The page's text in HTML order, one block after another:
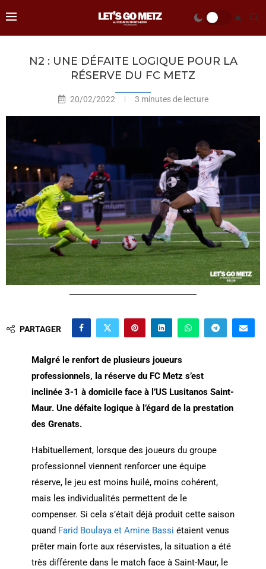
N2 : UNE DÉFAITE LOGIQUE POUR LA
RÉSERVE DU FC METZ
20/02/2022 3 minutes de lecture
PARTAGER
Malgré le renfort de plusieurs joueurs
professionnels, la réserve du FC Metz s’est
inclinée 3-1 à domicile face à l’US Lusitanos Saint-
Maur. Une défaite logique à l’égard de la prestation
des Grenats.
Habituellement, lorsque des joueurs du groupe
professionnel viennent renforcer une équipe
réserve, le jeu est moins huilé, moins cohérent,
mais les individualités permettent de le
compenser. Si cela s’était déjà produit cette saison
quand Farid Boulaya et Amine Bassi étaient venus
prêter main forte aux réservistes, la situation a été
très différente dans le match face à Saint-Maur, le